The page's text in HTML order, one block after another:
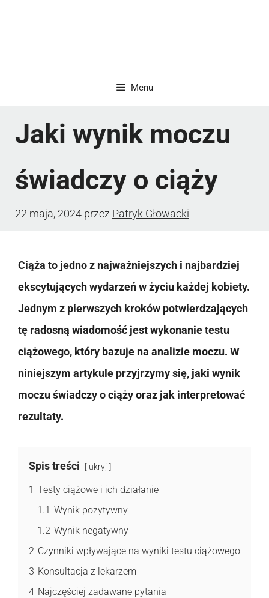
Menu
Jaki wynik moczu
świadczy o ciąży
22 maja, 2024 przez Patryk Głowacki
Ciąża to jedno z najważniejszych i najbardziej
ekscytujących wydarzeń w życiu każdej kobiety.
Jednym z pierwszych kroków potwierdzających
tę radosną wiadomość jest wykonanie testu
ciążowego, który bazuje na analizie moczu. W
niniejszym artykule przyjrzymy się, jaki wynik
moczu świadczy o ciąży oraz jak interpretować
rezultaty.
Spis treści ukryj
1 Testy ciążowe i ich działanie
1.1 Wynik pozytywny
1.2 Wynik negatywny
2 Czynniki wpływające na wyniki testu ciążowego
3 Konsultacja z lekarzem
4 Najczęściej zadawane pytania